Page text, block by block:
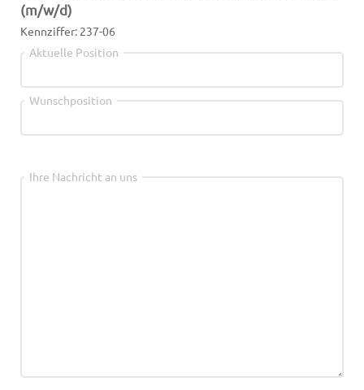
(m/w/d)
Kennziffer: 237-06
Aktuelle Position
Wunschposition
Ihre Nachricht an uns